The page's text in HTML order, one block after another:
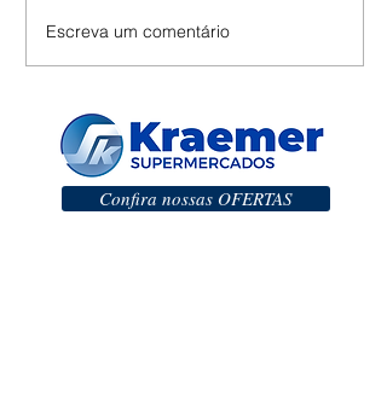
Escreva um comentário
Confira nossas OFERTAS